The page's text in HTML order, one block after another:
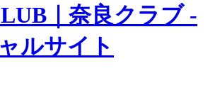
ップチーム
ップチームスタッフ